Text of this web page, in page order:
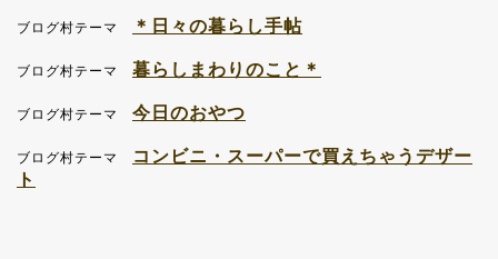
ブログ村テーマ ＊日々の暮らし手帖
ブログ村テーマ 暮らしまわりのこと＊
ブログ村テーマ 今日のおやつ
ブログ村テーマ
コンビニ・スーパーで買えちゃうデザー
ト